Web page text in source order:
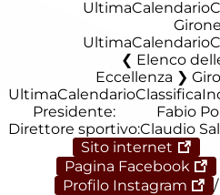
UltimaCalendario
UltimaCalendario
Elenco
Eccellenza ❯
UltimaCalendarioClassifica
Presidente:
Fabio
Direttore sportivo:Claudio
Sito internet
Pagina Facebook
Profilo Instagram
/